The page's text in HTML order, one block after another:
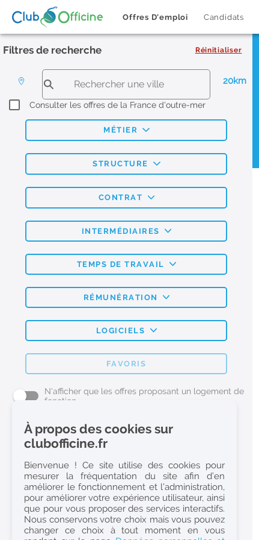
Offres D'emploi Candidats
Filtres de recherche Réinitialiser
20km
Consulter les offres de la France d'outre-mer
MÉTIER
STRUCTURE
CONTRAT
INTERMÉDIAIRES
TEMPS DE TRAVAIL
RÉMUNÉRATION
LOGICIELS
FAVORIS
N'afficher que les offres proposant un logement de
fonction
L'emploi Pharmacie par métier
Pharmacien (H/F)
Préparateur en Pharmacie (H/F)
Etudiant en Pharmacie (H/F)
Etudiant en Pharmacie 6e année validée (H/F)
Conseiller Dermo Cosmetique - Esthéticienne (H/F)
À propos des cookies sur
clubofficine.fr
Bienvenue ! Ce site utilise des cookies pour
mesurer la fréquentation du site afin d’en
améliorer le fonctionnement et l’administration,
pour améliorer votre expérience utilisateur, ainsi
que pour vous proposer des services interactifs.
Nous conservons votre choix mais vous pouvez
changer ce choix à tout moment en vous